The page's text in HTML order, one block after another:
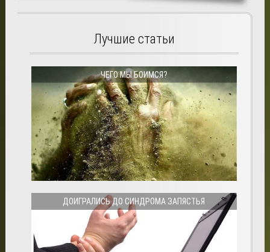
Лучшие статьи
ЧЕГО МЫ БОИМСЯ?
ДОИГРАЛИСЬ ДО СИНДРОМА ЗАПЯСТЬЯ